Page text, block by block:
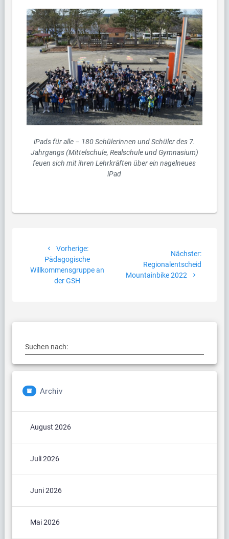
iPads für alle – 180 Schülerinnen und Schüler des 7.
Jahrgangs (Mittelschule, Realschule und Gymnasium)
feuen sich mit ihren Lehrkräften über ein nagelneues
iPad
Vorherige:Vorheriger
Beitrag:
Pädagogische
Willkommensgruppe an
der GSH
Nächster:
Regionalentscheid
Mountainbike 2022
Suchen nach:
Archiv
August 2026
Juli 2026
Juni 2026
Mai 2026